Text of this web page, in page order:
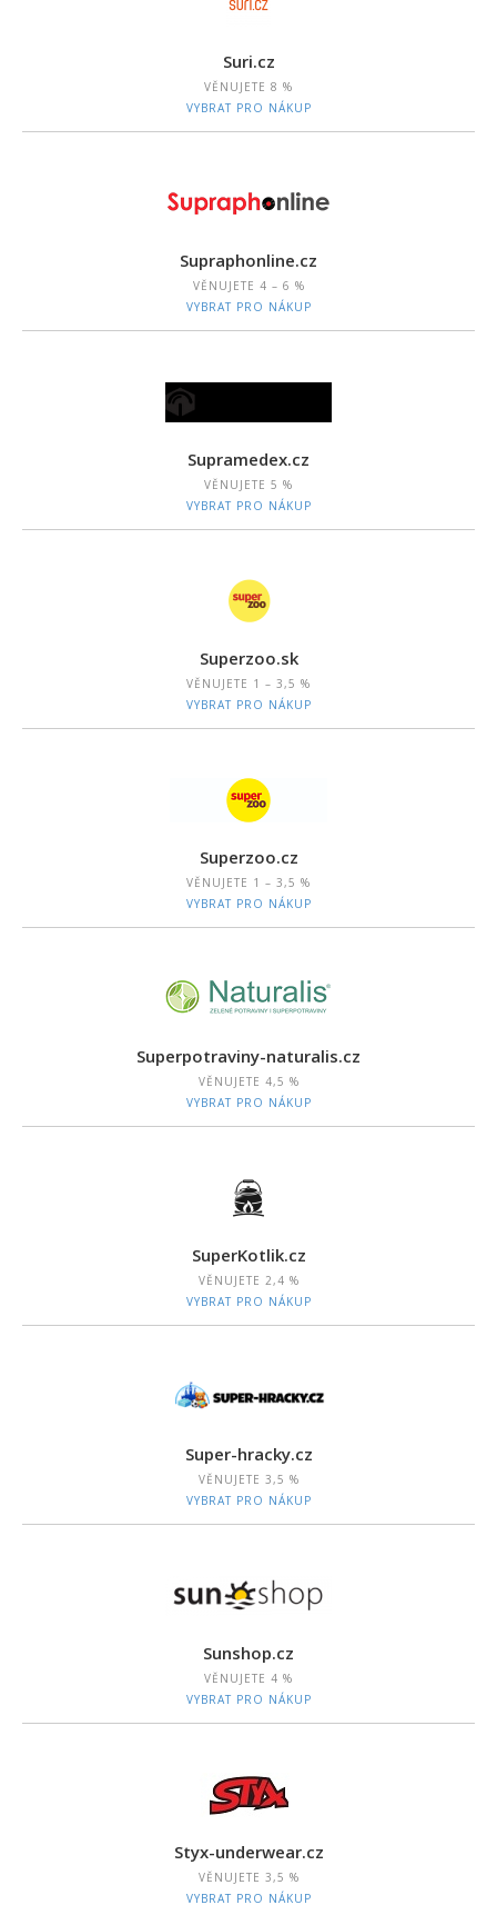
Suri.cz
VĚNUJETE 8 %
VYBRAT PRO NÁKUP
Supraphonline.cz
VĚNUJETE 4 – 6 %
VYBRAT PRO NÁKUP
Supramedex.cz
VĚNUJETE 5 %
VYBRAT PRO NÁKUP
Superzoo.sk
VĚNUJETE 1 – 3,5 %
VYBRAT PRO NÁKUP
Superzoo.cz
VĚNUJETE 1 – 3,5 %
VYBRAT PRO NÁKUP
Superpotraviny-naturalis.cz
VĚNUJETE 4,5 %
VYBRAT PRO NÁKUP
SuperKotlik.cz
VĚNUJETE 2,4 %
VYBRAT PRO NÁKUP
Super-hracky.cz
VĚNUJETE 3,5 %
VYBRAT PRO NÁKUP
Sunshop.cz
VĚNUJETE 4 %
VYBRAT PRO NÁKUP
Styx-underwear.cz
VĚNUJETE 3,5 %
VYBRAT PRO NÁKUP